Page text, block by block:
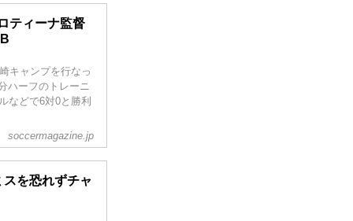
ティーナ監督
キャンプを行なっ
ハーフのトレーニ
などで6対0と勝利
soccermagazine.jp
スを恐れずチャ